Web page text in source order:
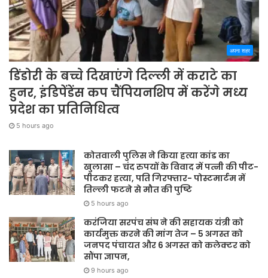
अपना शहर
डिंडोरी के बच्चे दिखाएंगे दिल्ली में कराटे का
हुनर, इंडिपेंडेंस कप चैंपियनशिप में करेंगे मध्य
प्रदेश का प्रतिनिधित्व
5 hours ago
कोतवाली पुलिस ने किया हत्या कांड का
खुलासा – चंद रुपयों के विवाद में पत्नी की पीट-
पीटकर हत्या, पति गिरफ्तार- पोस्टमार्टम में
तिल्ली फटने से मौत की पुष्टि
5 hours ago
करंजिया सरपंच संघ ने की सहायक यंत्री को
कार्यमुक्त करने की मांग तेज – 5 अगस्त को
जनपद पंचायत और 6 अगस्त को कलेक्टर को
सौंपा ज्ञापन,
9 hours ago